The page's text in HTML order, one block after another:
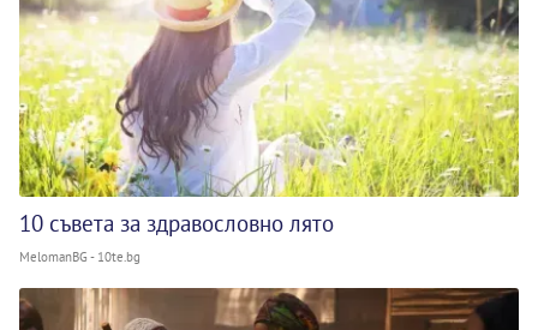
10 съвета за здравословно лято
MelomanBG - 10te.bg